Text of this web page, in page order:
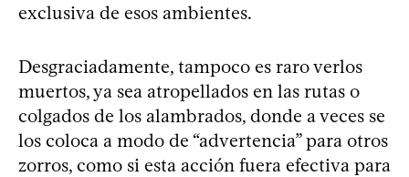
exclusiva de esos ambientes.
Desgraciadamente, tampoco es raro verlos
muertos, ya sea atropellados en las rutas o
colgados de los alambrados, donde a veces se
los coloca a modo de “advertencia” para otros
zorros, como si esta acción fuera efectiva para